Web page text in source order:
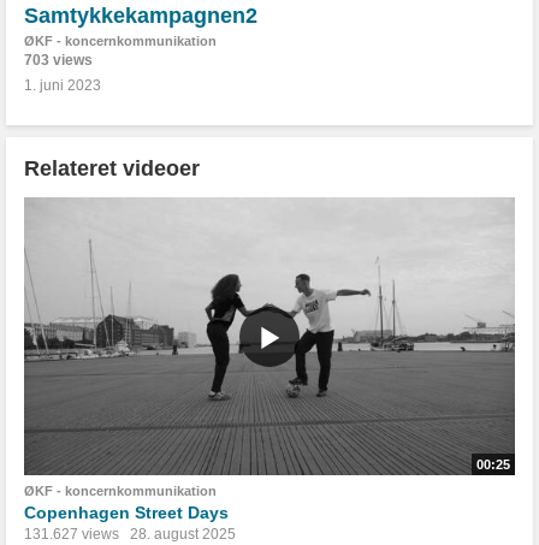
Samtykkekampagnen2
ØKF - koncernkommunikation
703 views
1. juni 2023
Relateret videoer
00:25
ØKF - koncernkommunikation
Copenhagen Street Days
131.627 views 28. august 2025